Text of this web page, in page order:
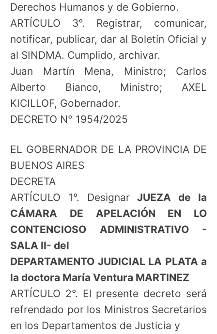
Derechos Humanos y de Gobierno.
ARTÍCULO 3°. Registrar, comunicar,
notificar, publicar, dar al Boletín Oficial y
al SINDMA. Cumplido, archivar.
Juan Martín Mena, Ministro; Carlos
Alberto Bianco, Ministro; AXEL
KICILLOF, Gobernador.
DECRETO N° 1954/2025
EL GOBERNADOR DE LA PROVINCIA DE
BUENOS AIRES
DECRETA
ARTÍCULO 1°. DesignarJUEZA de la
CÁMARA DE APELACIÓN EN LO
CONTENCIOSO ADMINISTRATIVO -
SALA II- del
DEPARTAMENTO JUDICIAL LA PLATA a
la doctora María Ventura MARTINEZ
ARTÍCULO 2°. El presente decreto será
refrendado por los Ministros Secretarios
en los Departamentos de Justicia y